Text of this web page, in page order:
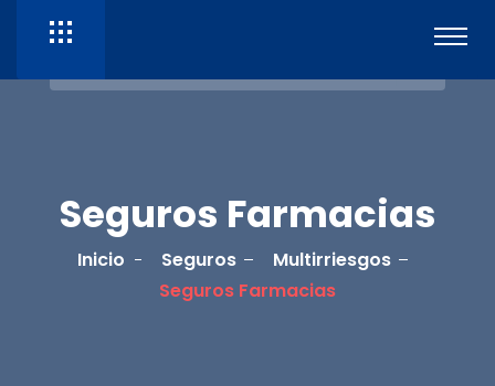
Seguros Farmacias
Inicio Seguros
Multirriesgos
Seguros Farmacias